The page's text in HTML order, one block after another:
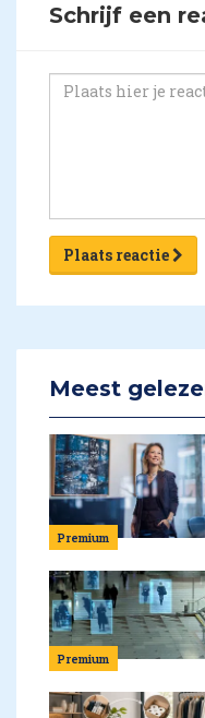
Schrijf een
Plaats reactie
Meest
Premium
Premium